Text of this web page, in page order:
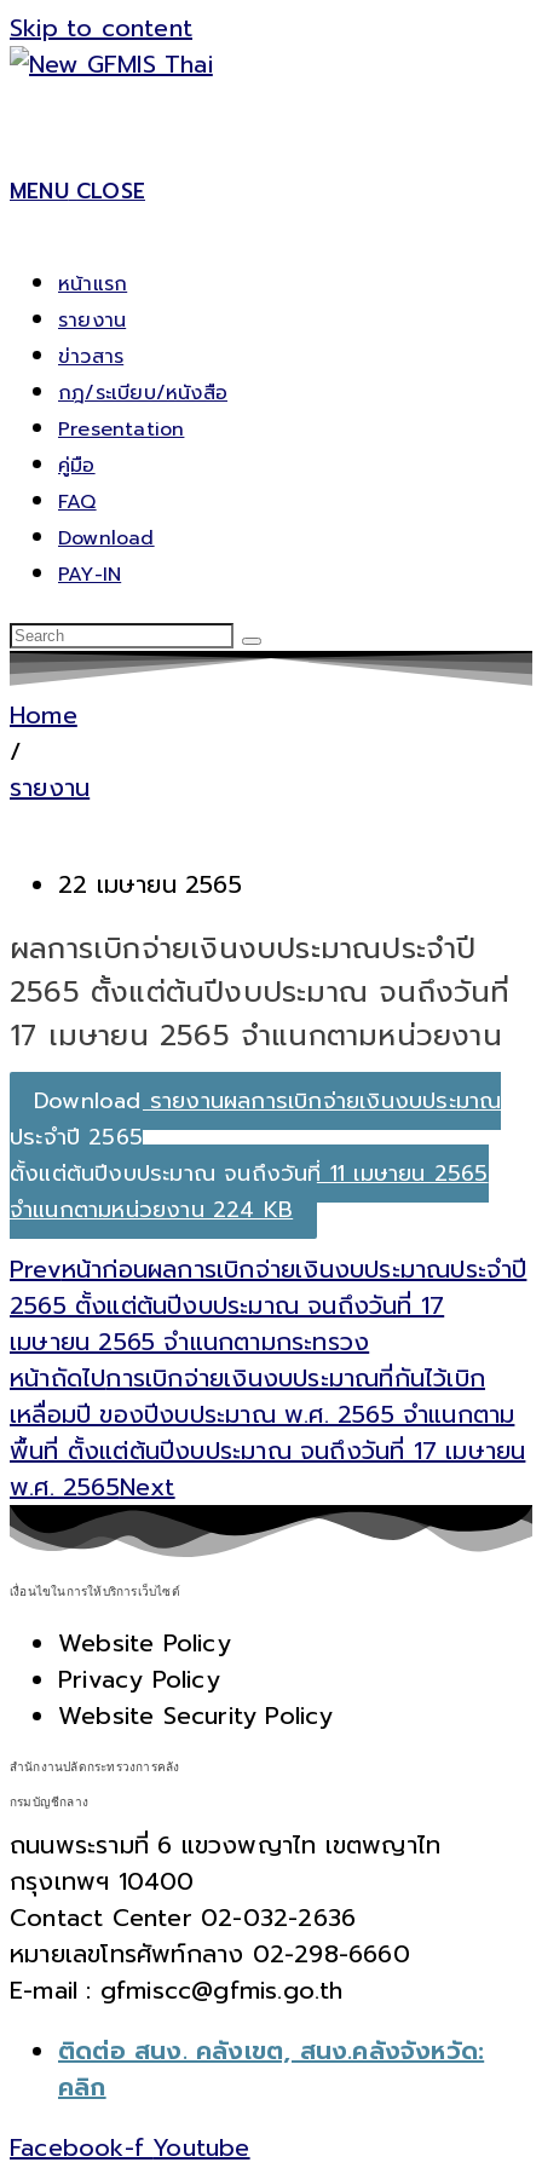
Skip to content
MENU CLOSE
หน้าแรก
รายงาน
ข่าวสาร
กฎ/ระเบียบ/หนังสือ
Presentation
คู่มือ
FAQ
Download
PAY-IN
Home
/
รายงาน
22 เมษายน 2565
ผลการเบิกจ่ายเงินงบประมาณประจำปี
2565 ตั้งแต่ต้นปีงบประมาณ จนถึงวันที่
17 เมษายน 2565 จำแนกตามหน่วยงาน
Download รายงานผลการเบิกจ่ายเงินงบประมาณ
ประจำปี 2565
ตั้งแต่ต้นปีงบประมาณ จนถึงวันที่ 11 เมษายน 2565
จำแนกตามหน่วยงาน 224 KB
Prevหน้าก่อนผลการเบิกจ่ายเงินงบประมาณประจำปี
2565 ตั้งแต่ต้นปีงบประมาณ จนถึงวันที่ 17
เมษายน 2565 จำแนกตามกระทรวง
หน้าถัดไปการเบิกจ่ายเงินงบประมาณที่กันไว้เบิก
เหลื่อมปี ของปีงบประมาณ พ.ศ. 2565 จำแนกตาม
พื้นที่ ตั้งแต่ต้นปีงบประมาณ จนถึงวันที่ 17 เมษายน
พ.ศ. 2565Next
เงื่อนไขในการให้บริการเว็บไซต์
Website Policy
Privacy Policy
Website Security Policy
สำนักงานปลัดกระทรวงการคลัง
กรมบัญชีกลาง
ถนนพระรามที่ 6 แขวงพญาไท เขตพญาไท
กรุงเทพฯ 10400
Contact Center 02-032-2636
หมายเลขโทรศัพท์กลาง 02-298-6660
E-mail : gfmiscc@gfmis.go.th
ติดต่อ สนง. คลังเขต, สนง.คลังจังหวัด:
คลิก
Facebook-f Youtube